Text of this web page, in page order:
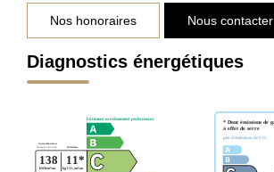
Nos honoraires Nous contacter
Diagnostics énergétiques